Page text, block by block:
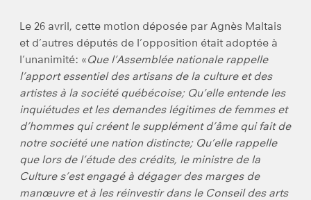
Le 26 avril, cette motion déposée par Agnès Maltais
et d’autres députés de l’opposition était adoptée à
l’unanimité: «Que l’Assemblée nationale rappelle
l’apport essentiel des artisans de la culture et des
artistes à la société québécoise; Qu’elle entende les
inquiétudes et les demandes légitimes de femmes et
d’hommes qui créent le supplément d’âme qui fait de
notre société une nation distincte; Qu’elle rappelle
que lors de l’étude des crédits, le ministre de la
Culture s’est engagé à dégager des marges de
manœuvre et à les réinvestir dans le Conseil des arts